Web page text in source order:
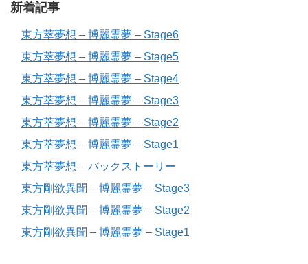
新着記事
東方萃夢想 – 博麗霊夢 – Stage6
東方萃夢想 – 博麗霊夢 – Stage5
東方萃夢想 – 博麗霊夢 – Stage4
東方萃夢想 – 博麗霊夢 – Stage3
東方萃夢想 – 博麗霊夢 – Stage2
東方萃夢想 – 博麗霊夢 – Stage1
東方萃夢想 – バックストーリー
東方剛欲異聞 – 博麗霊夢 – Stage3
東方剛欲異聞 – 博麗霊夢 – Stage2
東方剛欲異聞 – 博麗霊夢 – Stage1